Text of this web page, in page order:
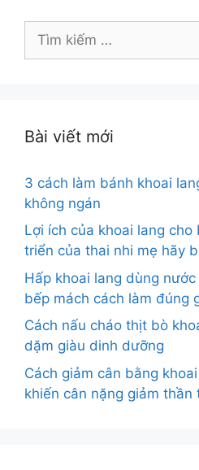
Tìm
kiếm
Bài viết mới
3 cách làm bánh khoai
không ngán
Lợi ích của khoai lang
triển của thai nhi mẹ hãy
Hấp khoai lang dùng
bếp mách cách làm đúng
Cách nấu cháo thịt bò
dặm giàu dinh dưỡng
Cách giảm cân bằng
khiến cân nặng giảm thần